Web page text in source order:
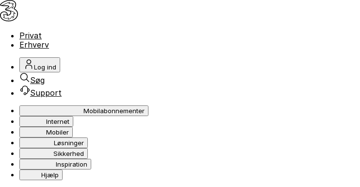
Privat
Erhverv
Log ind
Søg
Support
Mobilabonnementer
Internet
Mobiler
Løsninger
Sikkerhed
Inspiration
Hjælp